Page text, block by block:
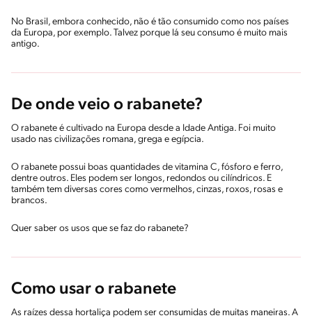
No Brasil, embora conhecido, não é tão consumido como nos países
da Europa, por exemplo. Talvez porque lá seu consumo é muito mais
antigo.
De onde veio o rabanete?
O rabanete é cultivado na Europa desde a Idade Antiga. Foi muito
usado nas civilizações romana, grega e egípcia.
O rabanete possui boas quantidades de vitamina C, fósforo e ferro,
dentre outros. Eles podem ser longos, redondos ou cilíndricos. E
também tem diversas cores como vermelhos, cinzas, roxos, rosas e
brancos.
Quer saber os usos que se faz do rabanete?
Como usar o rabanete
As raízes dessa hortaliça podem ser consumidas de muitas maneiras. A